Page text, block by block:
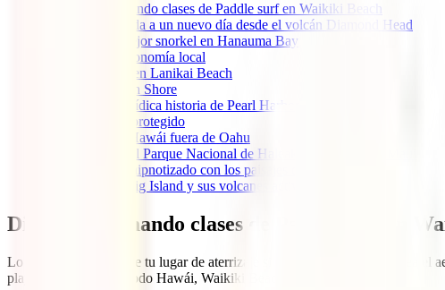
Diviértete tomando clases de Paddle surf en Waikiki Beach
Da la bienvenida a un nuevo día desde el volcán Diamond Head
Disfruta del mejor snorkel en Hanauma Bay
Prueba la gastronomía local
Tuéstate al sol en Lanikai Beach
Surfea en North Shore
Descubre la fatídica historia de Pearl Harbor
Visitar Hawái protegido
Qué hacer en Hawái fuera de Oahu
Visitar el Parque Nacional de Haleakala en la isla de Maui
Queda hipnotizado con los paisajes de Kauai
Visita Big Island y sus volcanes activos
Diviértete tomando clases de Paddle surf en
Lo más probable es que tu lugar de aterrizaje si vas a
sea el
playa más famosa de todo Hawái, Waikiki Beach.